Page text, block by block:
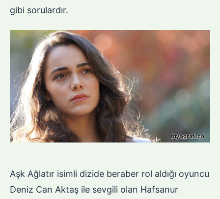
gibi sorulardır.
Aşk Ağlatır isimli dizide beraber rol aldığı oyuncu
Deniz Can Aktaş ile sevgili olan Hafsanur